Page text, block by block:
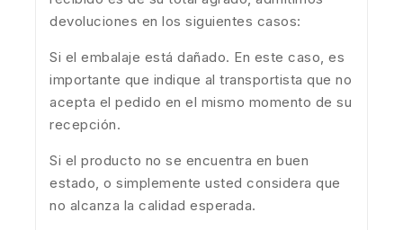
devoluciones en los siguientes casos:
Si el embalaje está dañado. En este caso, es
importante que indique al transportista que no
acepta el pedido en el mismo momento de su
recepción.
Si el producto no se encuentra en buen
estado, o simplemente usted considera que
no alcanza la calidad esperada.